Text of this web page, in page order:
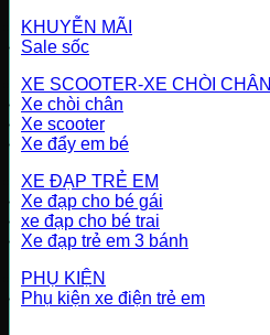
KHUYỄN MÃI
Sale sốc
XE SCOOTER-XE CHÒI CHÂN
Xe chòi chân
Xe scooter
Xe đẩy em bé
XE ĐẠP TRẺ EM
Xe đạp cho bé gái
xe đạp cho bé trai
Xe đạp trẻ em 3 bánh
PHỤ KIỆN
Phụ kiện xe điện trẻ em